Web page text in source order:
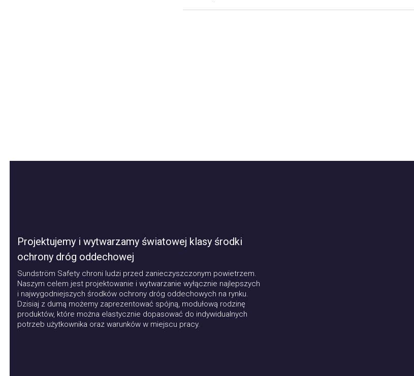
Projektujemy i wytwarzamy światowej klasy środki
ochrony dróg oddechowej
Sundström Safety chroni ludzi przed zanieczyszczonym powietrzem.
Naszym celem jest projektowanie i wytwarzanie wyłącznie najlepszych
i najwygodniejszych środków ochrony dróg oddechowych na rynku.
Dzisiaj z dumą możemy zaprezentować spójną, modułową rodzinę
produktów, które można elastycznie dopasować do indywidualnych
potrzeb użytkownika oraz warunków w miejscu pracy.